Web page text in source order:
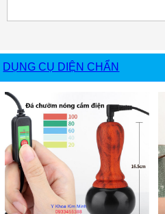
DỤNG CỤ DIỆN CHẨN